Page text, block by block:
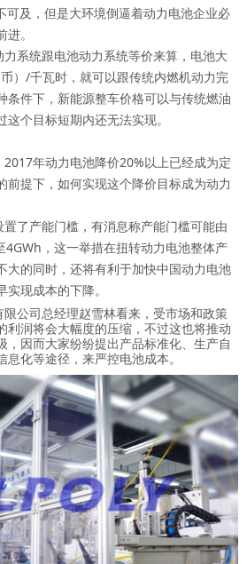
可及，但是大环境倒逼着动力电池企业必
。
系统跟电池动力系统等价来算，电池大
）/千瓦时，就可以跟传统内燃机动力完
条件下，新能源整车价格可以与传统燃油
个目标短期内还无法实现。
年动力电池降价20%以上已经成为定
前提下，如何实现这个降价目标成为动力
了产能门槛，有消息称产能门槛可能由
，这一举措在扭转动力电池整体产
大的同时，还将有利于加快中国动力电池
现成本的下降。
公司总经理赵雪林看来，受市场和政策
利润将会大幅度的压缩，不过这也将推动
，因而大家纷纷提出产品标准化、生产自
化等途径，来严控电池成本。